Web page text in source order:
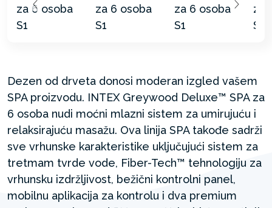
Dezen od drveta donosi moderan izgled vašem
SPA proizvodu. INTEX Greywood Deluxe™ SPA za
6 osoba nudi moćni mlazni sistem za umirujuću i
relaksirajuću masažu. Ova linija SPA takođe sadrži
sve vrhunske karakteristike uključujući sistem za
tretmam tvrde vode, Fiber-Tech™ tehnologiju za
vrhunsku izdržljivost, bežični kontrolni panel,
mobilnu aplikacija za kontrolu i dva premium